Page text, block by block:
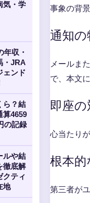
事象の背
通知の
メールま
で、本文
即座の
心当たり
根本的
第三者が
気・学
年収・
・JRA
ェンド
ら？結
算4659
の記録
ルや結
徹底解
クティ
地